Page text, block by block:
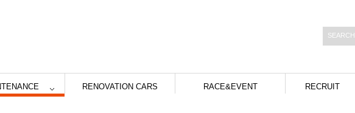
RENOVATION CARS RACE&EVENT RECRUIT